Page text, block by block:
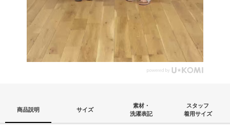
商品説明 サイズ
素材・
洗濯表記
スタッフ
着用サイズ